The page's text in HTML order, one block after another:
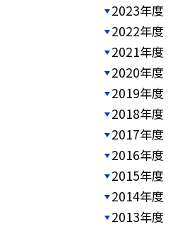
2023年度
2022年度
2021年度
2020年度
2019年度
2018年度
2017年度
2016年度
2015年度
2014年度
2013年度